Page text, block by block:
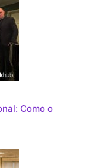
Como o